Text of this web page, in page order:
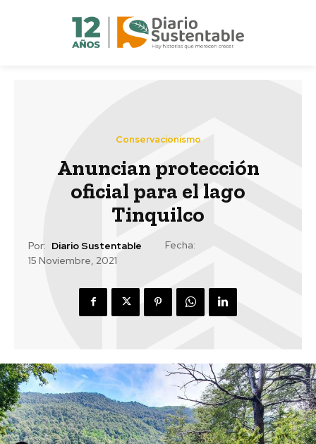
Conservacionismo
Anuncian protección
oficial para el lago
Tinquilco
Por: Diario Sustentable
Fecha:
15 Noviembre, 2021